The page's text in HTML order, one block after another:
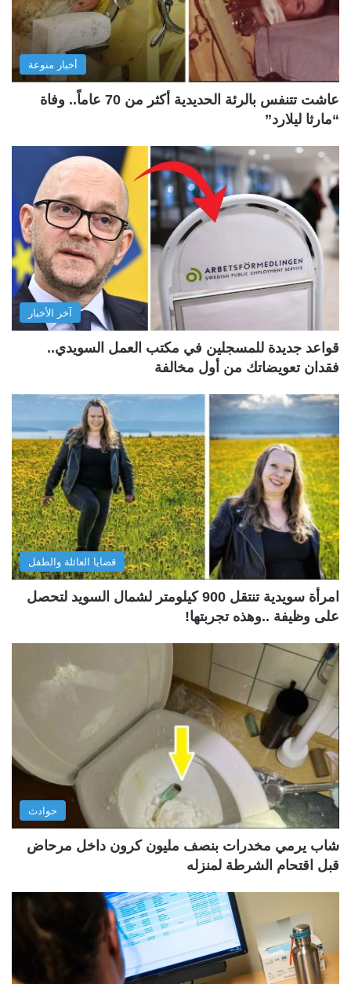
أخبار منوعة
عاشت تتنفس بالرئة الحديدية أكثر من 70 عاماً.. وفاة
“مارثا ليلارد”
آخر الأخبار
قواعد جديدة للمسجلين في مكتب العمل السويدي..
فقدان تعويضاتك من أول مخالفة
قضايا العائلة والطفل
امرأة سويدية تنتقل 900 كيلومتر لشمال السويد لتحصل
على وظيفة ..وهذه تجربتها!
حوادث
شاب يرمي مخدرات بنصف مليون كرون داخل مرحاض
قبل اقتحام الشرطة لمنزله